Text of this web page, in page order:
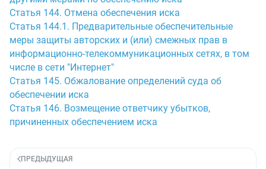
Статья 144. Отмена обеспечения иска
Статья 144.1. Предварительные обеспечительные
меры защиты авторских и (или) смежных прав в
информационно-телекоммуникационных сетях, в том
числе в сети "Интернет"
Статья 145. Обжалование определений суда об
обеспечении иска
Статья 146. Возмещение ответчику убытков,
причиненных обеспечением иска
ПРЕДЫДУЩАЯ